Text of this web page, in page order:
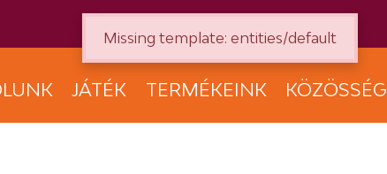
JÁTÉK TERMÉKEINK KÖZÖSSÉG
Missing template: entities/default